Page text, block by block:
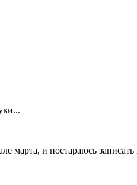
марта, и постараюсь